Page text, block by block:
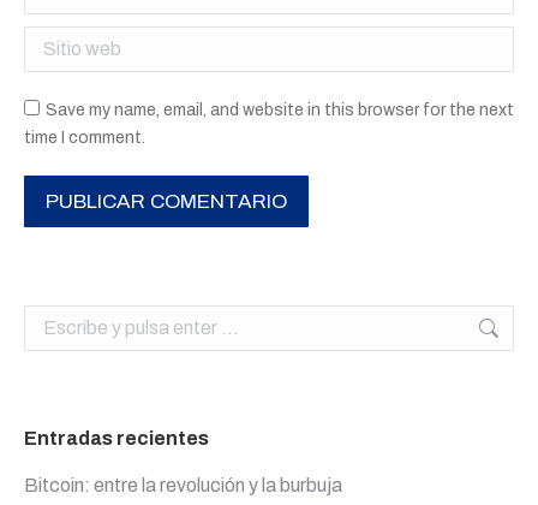
Sitio web
Save my name, email, and website in this browser for the next
time I comment.
PUBLICAR COMENTARIO
Buscar:
Entradas recientes
Bitcoin: entre la revolución y la burbuja